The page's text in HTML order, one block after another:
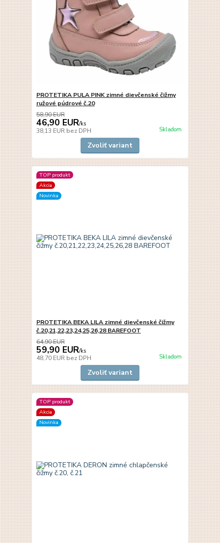
PROTETIKA PULA PINK zimné dievčenské čižmy
ružové púdrové č.20
58,90 EUR
46,90 EUR/ks
38,13 EUR bez DPH Skladom
Zvoliť variant
TOP produkt
Akcia
Novinka
PROTETIKA BEKA LILA zimné dievčenské čižmy
č.20,21,22,23,24,25,26,28 BAREFOOT
64,90 EUR
59,90 EUR/ks
48,70 EUR bez DPH Skladom
Zvoliť variant
TOP produkt
Akcia
Novinka